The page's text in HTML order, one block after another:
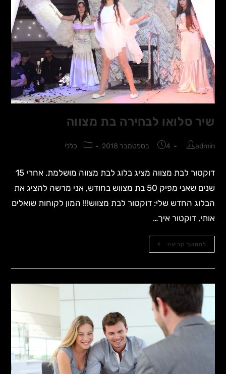
שיר סלואו לבחירה בת מצווה
admin 4 בספטמבר 2018 כללי
דוקטור לבת מצווה מציג בלוג לבת מצווה מושלמת. אחרי 15
שנים שאני מפיק 50 בת מצווש בחודש, אני מרשה להציג את
הבלוג החדש שלי: דוקטור לבת מצווש!!! המון לקוחות שואלים
אותי, דוקטור איך…
להמשך קריאה